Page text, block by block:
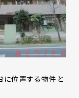
位置する物件と